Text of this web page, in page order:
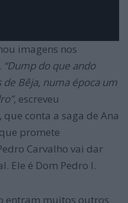
imagens nos
“Dump do que ando
Bêja, numa época um
”, escreveu
conta a saga de Ana
promete
Carvalho vai dar
Ele é Dom Pedro I.
entram muitos outros